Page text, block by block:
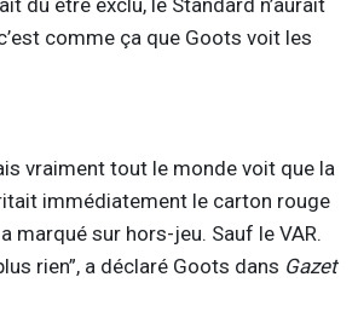
comme ça que Goots voit les
vraiment tout le monde voit que la
immédiatement le carton rouge
marqué sur hors-jeu. Sauf le VAR.
rien”, a déclaré Goots dans Gazet